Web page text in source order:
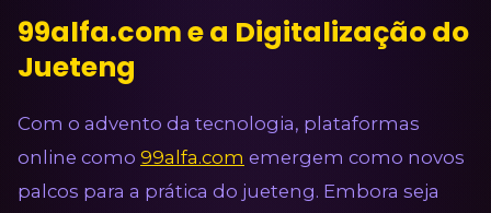
99alfa.com e a Digitalização do
Jueteng
Com o advento da tecnologia, plataformas
online como 99alfa.com emergem como novos
palcos para a prática do jueteng. Embora seja